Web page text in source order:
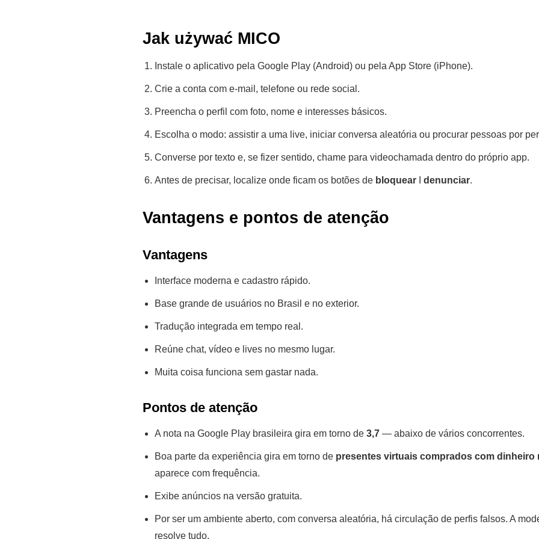
Jak używać MICO
Instale o aplicativo pela Google Play (Android) ou pela App Store (iPhone).
Crie a conta com e-mail, telefone ou rede social.
Preencha o perfil com foto, nome e interesses básicos.
Escolha o modo: assistir a uma live, iniciar conversa aleatória ou procurar pessoas por
Converse por texto e, se fizer sentido, chame para videochamada dentro do próprio app.
Antes de precisar, localize onde ficam os botões de bloquear denunciar.
Vantagens e pontos de atenção
Vantagens
Interface moderna e cadastro rápido.
Base grande de usuários no Brasil e no exterior.
Tradução integrada em tempo real.
Reúne chat, vídeo e lives no mesmo lugar.
Muita coisa funciona sem gastar nada.
Pontos de atenção
A nota na Google Play brasileira gira em torno de 3,7 — abaixo de vários concorrentes.
Boa parte da experiência gira em torno de presentes virtuais comprados com dinheiro
aparece com frequência.
Exibe anúncios na versão gratuita.
Por ser um ambiente aberto, com conversa aleatória, há circulação de perfis falsos. A
resolve tudo.